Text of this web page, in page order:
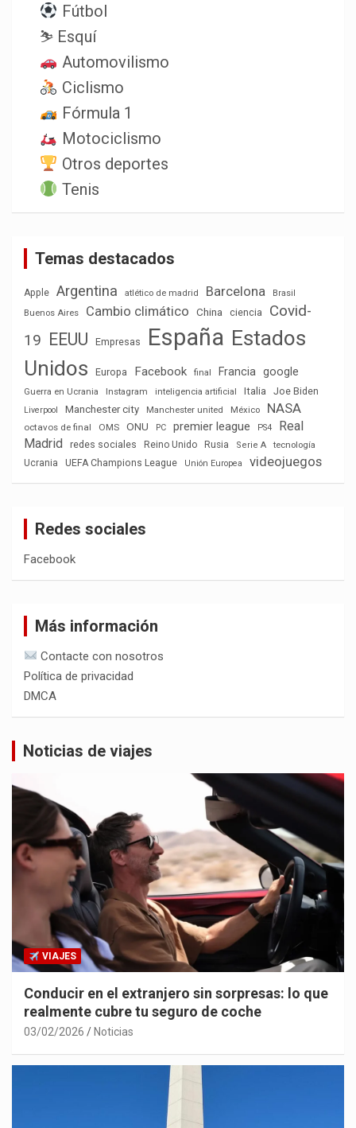
Fútbol
⛷️ Esquí
Automovilismo
Ciclismo
Fórmula 1
Motociclismo
Otros deportes
Tenis
Temas destacados
Apple Argentina atlético de madrid Barcelona
Brasil
Buenos Aires
Cambio climático China ciencia
Covid-
19 EEUU Empresas España Estados
Unidos
Europa Facebook final Francia google
Guerra en Ucrania Instagram inteligencia artificial Italia Joe Biden
Liverpool Manchester city Manchester united México NASA
octavos de final OMS ONU PC premier league PS4
Real
Madrid
redes sociales Reino Unido Rusia Serie A
tecnología
Ucrania
UEFA Champions League Unión Europea videojuegos
Redes sociales
Facebook
Más información
Contacte con nosotros
Política de privacidad
DMCA
Noticias de viajes
VIAJES
Conducir en el extranjero sin sorpresas: lo que
realmente cubre tu seguro de coche
03/02/2026 Noticias